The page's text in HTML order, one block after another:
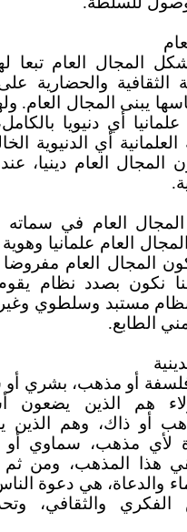
المجال العام تبعا
الثقافية والحضارية
يبنى المجال العام.
أي دنيويا
أي الدنيوية
المجال العام دينيا،
العام في سماته
العام علمانيا وهوية
المجال العام
نكون بصدد نظام
مستبد وسلطوي وغير
الطابع.
أو مذهب، بشري أو
هم الذين يضعون
أو ذاك، وهم الذين
لأي مذهب، سماوي
هذا المذهب، ومن ثم
والدعاة، هي دعوة
والثقافي،